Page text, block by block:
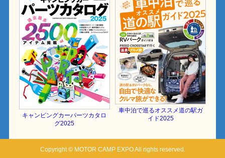
キャンピングカーパーツカタロ
グ2025
車中泊で巡るオススメ道の駅ガ
イド2025
Copyright © MOTOR CAMP EXPO All rights reserved.